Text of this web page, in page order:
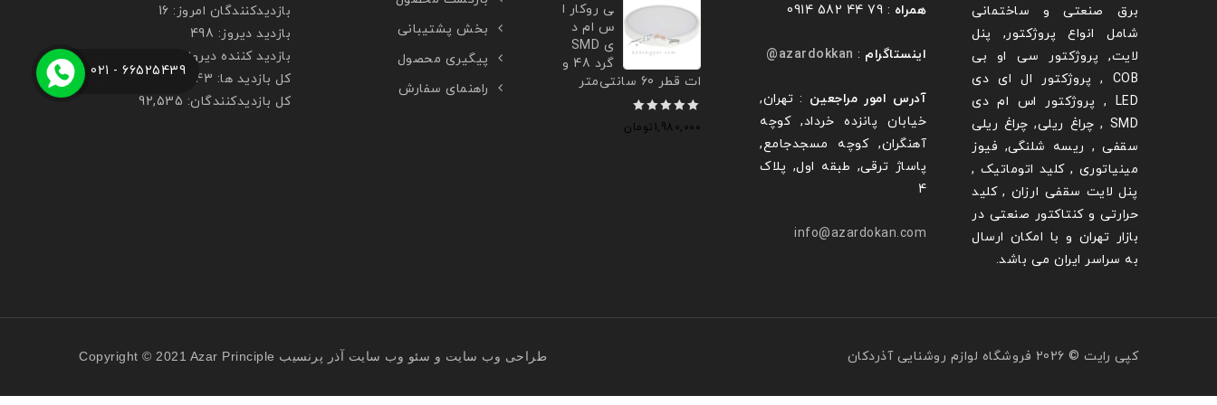
برق صنعتی و ساختمانی
شامل انواع پروژکتور, پنل
لایت, پروژکتور سی او بی
COB , پروژکتور ال ای دی
LED , پروژکتور اس ام دی
SMD , چراغ ریلی, چراغ ریلی
سقفی , ریسه شلنگی, فیوز
مینیاتوری , کلید اتوماتیک ,
پنل لایت سقفی ارزان , کلید
حرارتی و کنتاکتور صنعتی در
بازار تهران و با امکان ارسال
به سراسر ایران می باشد.
همراه : 79 44 582 0914
اینستاگرام :
azardokkan@
آدرس امور مراجعین : تهران,
خیابان پانزده خرداد, کوچه
آهنگران, کوچه مسجدجامع,
پاساژ ترقی, طبقه اول, پلاک
4
info@azardokan.com
ی روکار ا
س ام د
ی SMD
گرد 48 و
ات قطر 60 سانتی‌متر
1,980,000تومان
بخش پشتیبانی
پیگیری محصول
راهنمای سفارش
بازدیدکنندگان امروز: 16
بازدید دیروز: 498
بازدید کننده دیروز:
کل بازدید ها: 268,743
کل بازدیدکنند‌گان: 92,535
کپی رایت © 2026 فروشگاه لوازم روشنایی آذردکان طراحی وب سایت و سئو وب سایت آذر پرنسیب Copyright © 2021 Azar Principle
66525439 - 021